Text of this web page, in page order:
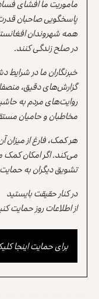
مأموریت ما افشای
پاسخگویی صاحبان
همه شهروندان
در صلح زندگی کنند.
خبرنگاران ما در شرایط
گزارش‌های دقیق،
روایت‌های مردم به
مخاطبان و حامیان
هر کمک، فارغ از میزان
می‌کند. اگر امکان کمک
تشویق دیگران به
در کنار حقیقت بایستید
از اطلاعات روز حمایت
برای حمایت اینجا